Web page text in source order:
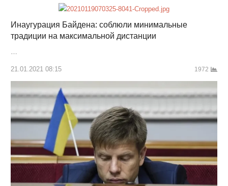
Инаугурация Байдена: соблюли минимальные
традиции на максимальной дистанции
…
21.01.2021 08:15 1972